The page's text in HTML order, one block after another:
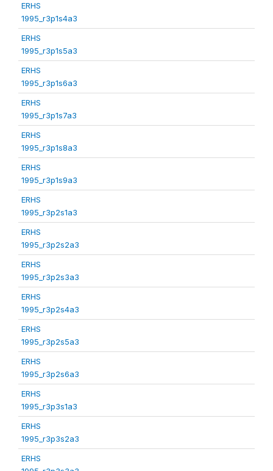
ERHS
1995_r3p1s4a3
ERHS
1995_r3p1s5a3
ERHS
1995_r3p1s6a3
ERHS
1995_r3p1s7a3
ERHS
1995_r3p1s8a3
ERHS
1995_r3p1s9a3
ERHS
1995_r3p2s1a3
ERHS
1995_r3p2s2a3
ERHS
1995_r3p2s3a3
ERHS
1995_r3p2s4a3
ERHS
1995_r3p2s5a3
ERHS
1995_r3p2s6a3
ERHS
1995_r3p3s1a3
ERHS
1995_r3p3s2a3
ERHS